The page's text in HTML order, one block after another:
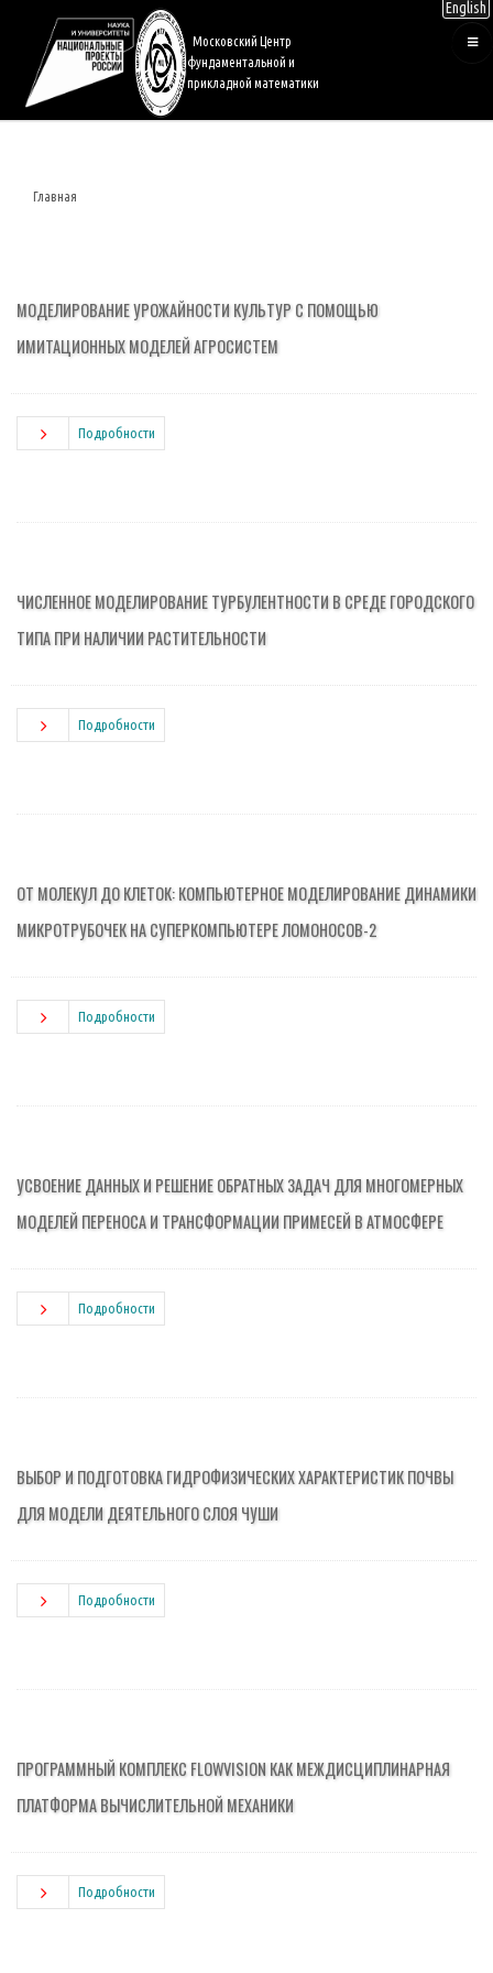
основному
содержанию
Московский Центр
фундаментальной и
прикладной математики
English
Главная
МОДЕЛИРОВАНИЕ УРОЖАЙНОСТИ КУЛЬТУР С ПОМОЩЬЮ
ИМИТАЦИОННЫХ МОДЕЛЕЙ АГРОСИСТЕМ
Подробности
ЧИСЛЕННОЕ МОДЕЛИРОВАНИЕ ТУРБУЛЕНТНОСТИ В СРЕДЕ ГОРОДСКОГО
ТИПА ПРИ НАЛИЧИИ РАСТИТЕЛЬНОСТИ
Подробности
ОТ МОЛЕКУЛ ДО КЛЕТОК: КОМПЬЮТЕРНОЕ МОДЕЛИРОВАНИЕ ДИНАМИКИ
МИКРОТРУБОЧЕК НА СУПЕРКОМПЬЮТЕРЕ ЛОМОНОСОВ-2
Подробности
УСВОЕНИЕ ДАННЫХ И РЕШЕНИЕ ОБРАТНЫХ ЗАДАЧ ДЛЯ МНОГОМЕРНЫХ
МОДЕЛЕЙ ПЕРЕНОСА И ТРАНСФОРМАЦИИ ПРИМЕСЕЙ В АТМОСФЕРЕ
Подробности
ВЫБОР И ПОДГОТОВКА ГИДРОФИЗИЧЕСКИХ ХАРАКТЕРИСТИК ПОЧВЫ
ДЛЯ МОДЕЛИ ДЕЯТЕЛЬНОГО СЛОЯ ЧУШИ
Подробности
ПРОГРАММНЫЙ КОМПЛЕКС FLOWVISION КАК МЕЖДИСЦИПЛИНАРНАЯ
ПЛАТФОРМА ВЫЧИСЛИТЕЛЬНОЙ МЕХАНИКИ
Подробности